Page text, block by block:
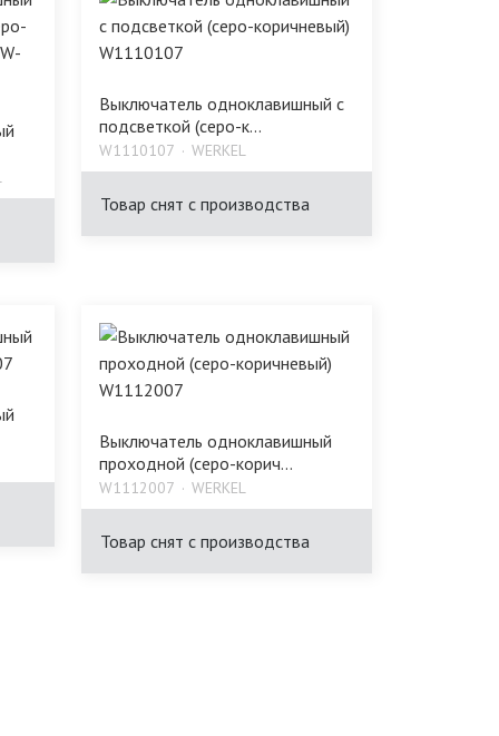
Выключатель одноклавишный с
подсветкой (серо-к...
W1110107 WERKEL
Товар снят с производства
Выключатель одноклавишный
проходной (серо-корич...
W1112007 WERKEL
Товар снят с производства